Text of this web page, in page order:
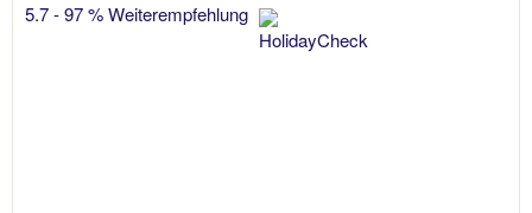
5.7 - 97 % Weiterempfehlung